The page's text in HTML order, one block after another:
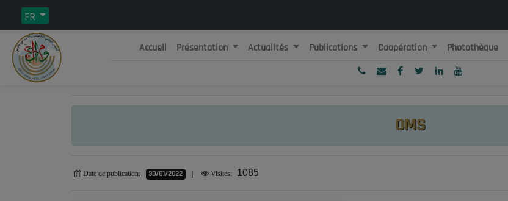
FR
République Algérienne Démocratique et Populaire
Accueil Présentation Actualités Publications Coopération Photothèque
OMS
Date de publication: 30/01/2022 Visites: 1085